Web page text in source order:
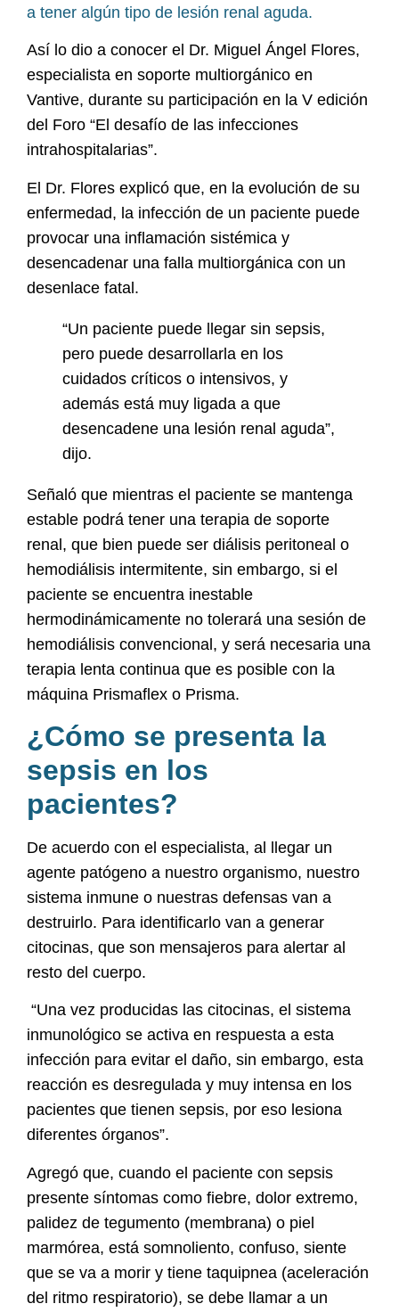
a tener algún tipo de lesión renal aguda.
Así lo dio a conocer el Dr. Miguel Ángel Flores,
especialista en soporte multiorgánico en
Vantive, durante su participación en la V edición
del Foro “El desafío de las infecciones
intrahospitalarias”.
El Dr. Flores explicó que, en la evolución de su
enfermedad, la infección de un paciente puede
provocar una inflamación sistémica y
desencadenar una falla multiorgánica con un
desenlace fatal.
“Un paciente puede llegar sin sepsis,
pero puede desarrollarla en los
cuidados críticos o intensivos, y
además está muy ligada a que
desencadene una lesión renal aguda”,
dijo.
Señaló que mientras el paciente se mantenga
estable podrá tener una terapia de soporte
renal, que bien puede ser diálisis peritoneal o
hemodiálisis intermitente, sin embargo, si el
paciente se encuentra inestable
hermodinámicamente no tolerará una sesión de
hemodiálisis convencional, y será necesaria una
terapia lenta continua que es posible con la
máquina Prismaflex o Prisma.
¿Cómo se presenta la
sepsis en los
pacientes?
De acuerdo con el especialista, al llegar un
agente patógeno a nuestro organismo, nuestro
sistema inmune o nuestras defensas van a
destruirlo. Para identificarlo van a generar
citocinas, que son mensajeros para alertar al
resto del cuerpo.
“Una vez producidas las citocinas, el sistema
inmunológico se activa en respuesta a esta
infección para evitar el daño, sin embargo, esta
reacción es desregulada y muy intensa en los
pacientes que tienen sepsis, por eso lesiona
diferentes órganos”.
Agregó que, cuando el paciente con sepsis
presente síntomas como fiebre, dolor extremo,
palidez de tegumento (membrana) o piel
marmórea, está somnoliento, confuso, siente
que se va a morir y tiene taquipnea (aceleración
del ritmo respiratorio), se debe llamar a un